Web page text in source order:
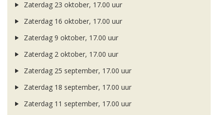
Zaterdag 23 oktober, 17.00 uur
Zaterdag 16 oktober, 17.00 uur
Zaterdag 9 oktober, 17.00 uur
Zaterdag 2 oktober, 17.00 uur
Zaterdag 25 september, 17.00 uur
Zaterdag 18 september, 17.00 uur
Zaterdag 11 september, 17.00 uur